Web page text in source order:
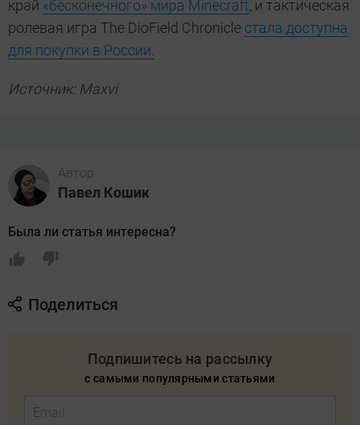
край «бесконечного» мира Minecraft, и тактическая
ролевая игра The DioField Chronicle стала доступна
для покупки в России.
Источник: Maxvi
Автор
Павел Кошик
Была ли статья интересна?
Поделиться
Подпишитесь на рассылку
с самыми популярными статьями